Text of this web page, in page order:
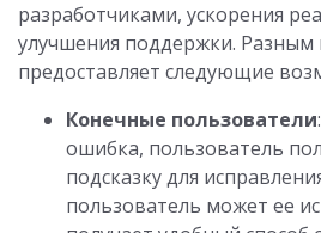
разработчиками, ускорения
улучшения поддержки.
предоставляет следующие
Конечные пользователи
ошибка, пользователь
подсказку для
пользователь может ее